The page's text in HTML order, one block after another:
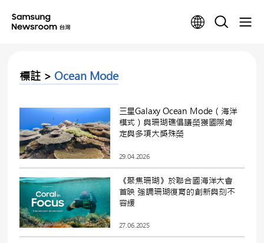
標註 > Ocean Mode
三星Galaxy Ocean Mode（海洋
模式）與珊瑚礁倡議榮獲國際肯
定與多項大獎殊榮
29.04.2026
《聚焦珊瑚》於聯合國海洋大會
首映 強調珊瑚復育的創新與刻不
容緩
27.06.2025